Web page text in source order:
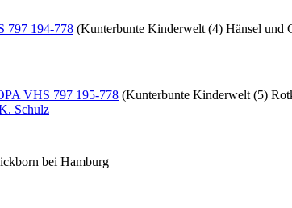
797 194-778 (Kunterbunte Kinderwelt (4) Hänsel und
VHS 797 195-778 (Kunterbunte Kinderwelt (5)
Schulz
bei Hamburg